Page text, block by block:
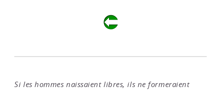
Si les hommes naissaient libres, ils ne formeraient